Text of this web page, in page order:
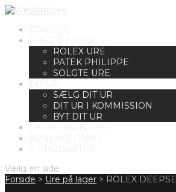
ROLEX URE
PATEK PHILIPPE
SOLGTE URE
SÆLG DIT UR
DIT UR I KOMMISSION
BYT DIT UR
Vælg en side
Forside > Ure på lager > ROLEX